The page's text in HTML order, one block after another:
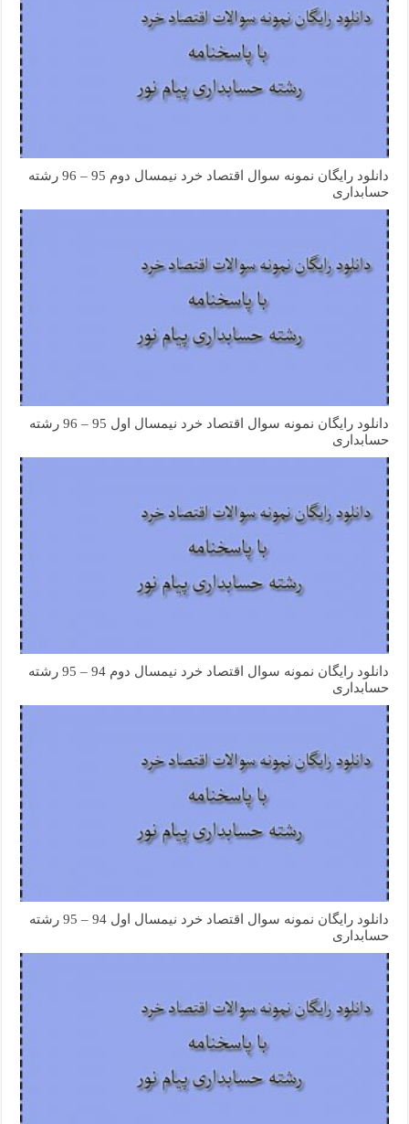
دانلود رایگان نمونه سوال اقتصاد خرد نیمسال دوم 95 – 96 رشته
حسابداری
دانلود رایگان نمونه سوال اقتصاد خرد نیمسال اول 95 – 96 رشته
حسابداری
دانلود رایگان نمونه سوال اقتصاد خرد نیمسال دوم 94 – 95 رشته
حسابداری
دانلود رایگان نمونه سوال اقتصاد خرد نیمسال اول 94 – 95 رشته
حسابداری